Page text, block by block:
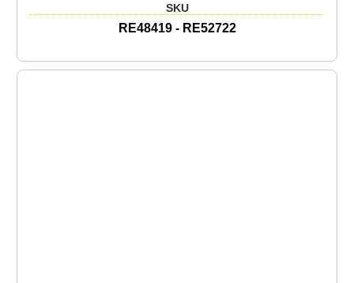
SKU
RE48419 - RE52722